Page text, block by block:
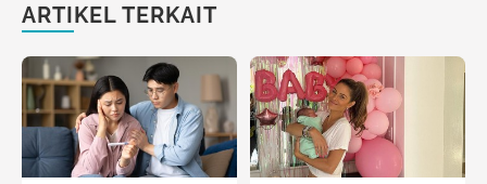
ARTIKEL TERKAIT